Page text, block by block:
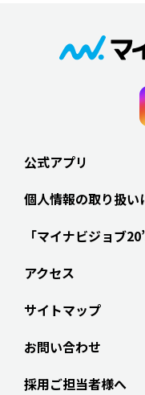
公式アプリ
個人情報の取り扱い
「マイナビジョブ
アクセス
サイトマップ
お問い合わせ
採用ご担当者様へ